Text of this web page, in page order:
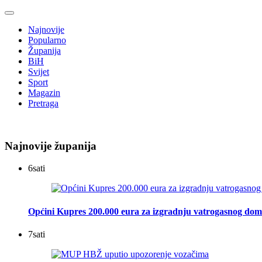
Najnovije
Popularno
Županija
BiH
Svijet
Sport
Magazin
Pretraga
Najnovije županija
6sati
Općini Kupres 200.000 eura za izgradnju vatrogasnog
7sati